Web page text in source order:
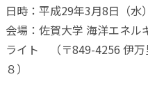
日時：平成29年3月8日（水
会場：佐賀大学 海洋エネ
ライト （〒849-4256 伊万
８）